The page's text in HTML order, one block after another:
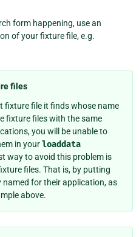
form happening, use an
of your fixture file, e.g.
files
fixture file it finds whose name
fixture files with the same
you will be unable to
in yourloaddata
way to avoid this problem is
files. That is, by putting
named for their application, as
above.